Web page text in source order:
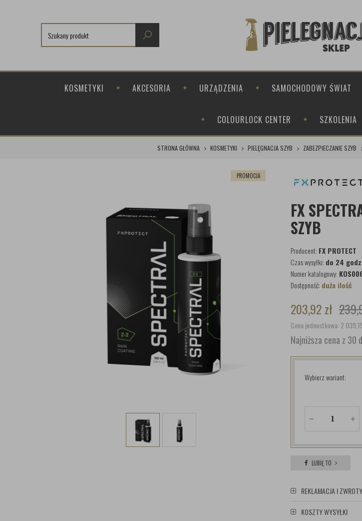
KOSMETYKI AKCESORIA URZĄDZENIA SAMOCHODOWY ŚWIAT
COLOURLOCK CENTER SZKOLENIA
STRONA GŁÓWNA KOSMETYKI PIELĘGNACJA SZYB ZABEZPIECZANIE SZYB
PROMOCJA
FX
SZYB
Producent: FX PROTECT
Czas wysyłki: do 24
Numer katalogowy:
Dostępność: duża ilość
203,92zł
Cena jednostkowa: 2
Najniższa cena z 30
Wybierz wariant:
LUBIĘ TO
REKLAMACJA I ZWROTY
KOSZTY WYSYŁKI